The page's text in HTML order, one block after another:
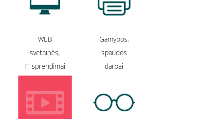
WEB
svetainės,
IT sprendimai
Gamybos,
spaudos
darbai